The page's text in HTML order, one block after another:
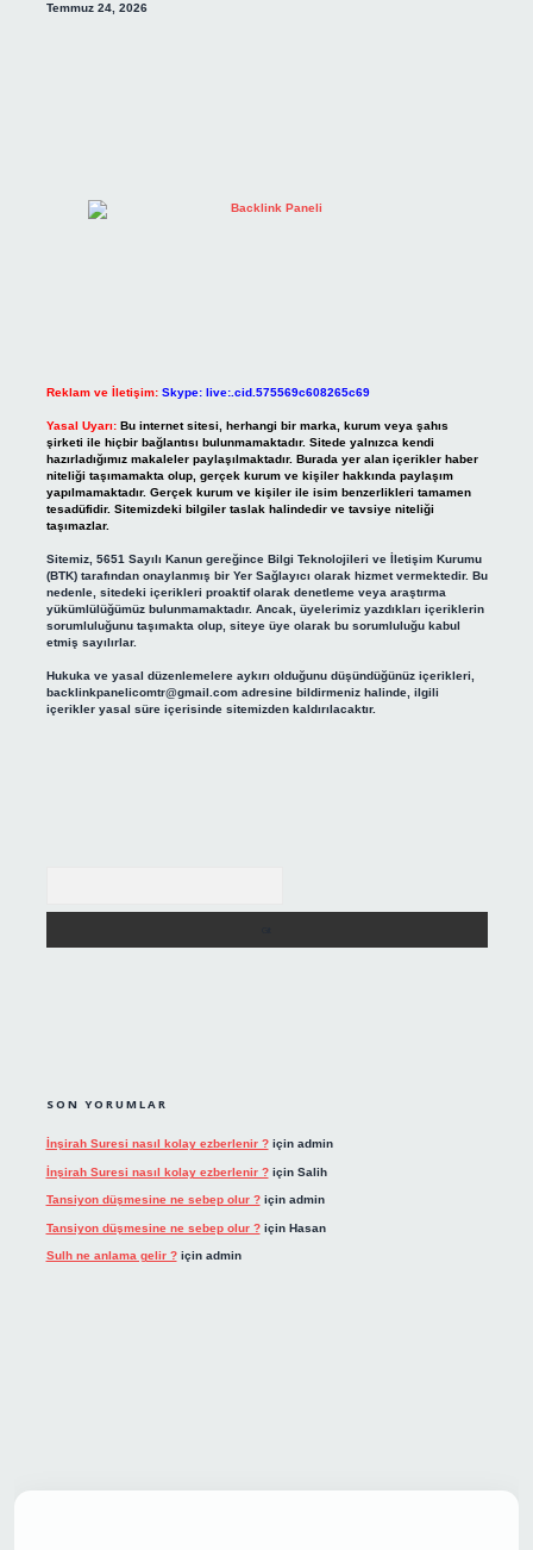
Temmuz 24, 2026
Reklam ve İletişim: Skype: live:.cid.575569c608265c69
Yasal Uyarı: Bu internet sitesi, herhangi bir marka, kurum veya şahıs
şirketi ile hiçbir bağlantısı bulunmamaktadır. Sitede yalnızca kendi
hazırladığımız makaleler paylaşılmaktadır. Burada yer alan içerikler haber
niteliği taşımamakta olup, gerçek kurum ve kişiler hakkında paylaşım
yapılmamaktadır. Gerçek kurum ve kişiler ile isim benzerlikleri tamamen
tesadüfidir. Sitemizdeki bilgiler taslak halindedir ve tavsiye niteliği
taşımazlar.
Sitemiz, 5651 Sayılı Kanun gereğince Bilgi Teknolojileri ve İletişim Kurumu
(BTK) tarafından onaylanmış bir Yer Sağlayıcı olarak hizmet vermektedir. Bu
nedenle, sitedeki içerikleri proaktif olarak denetleme veya araştırma
yükümlülüğümüz bulunmamaktadır. Ancak, üyelerimiz yazdıkları içeriklerin
sorumluluğunu taşımakta olup, siteye üye olarak bu sorumluluğu kabul
etmiş sayılırlar.
Hukuka ve yasal düzenlemelere aykırı olduğunu düşündüğünüz içerikleri,
backlinkpanelicomtr@gmail.comadresine bildirmeniz halinde, ilgili
içerikler yasal süre içerisinde sitemizden kaldırılacaktır.
SON YORUMLAR
İnşirah Suresi nasıl kolay ezberlenir ?için admin
İnşirah Suresi nasıl kolay ezberlenir ?için Salih
Tansiyon düşmesine ne sebep olur ?için admin
Tansiyon düşmesine ne sebep olur ?için Hasan
Sulh ne anlama gelir ?için admin